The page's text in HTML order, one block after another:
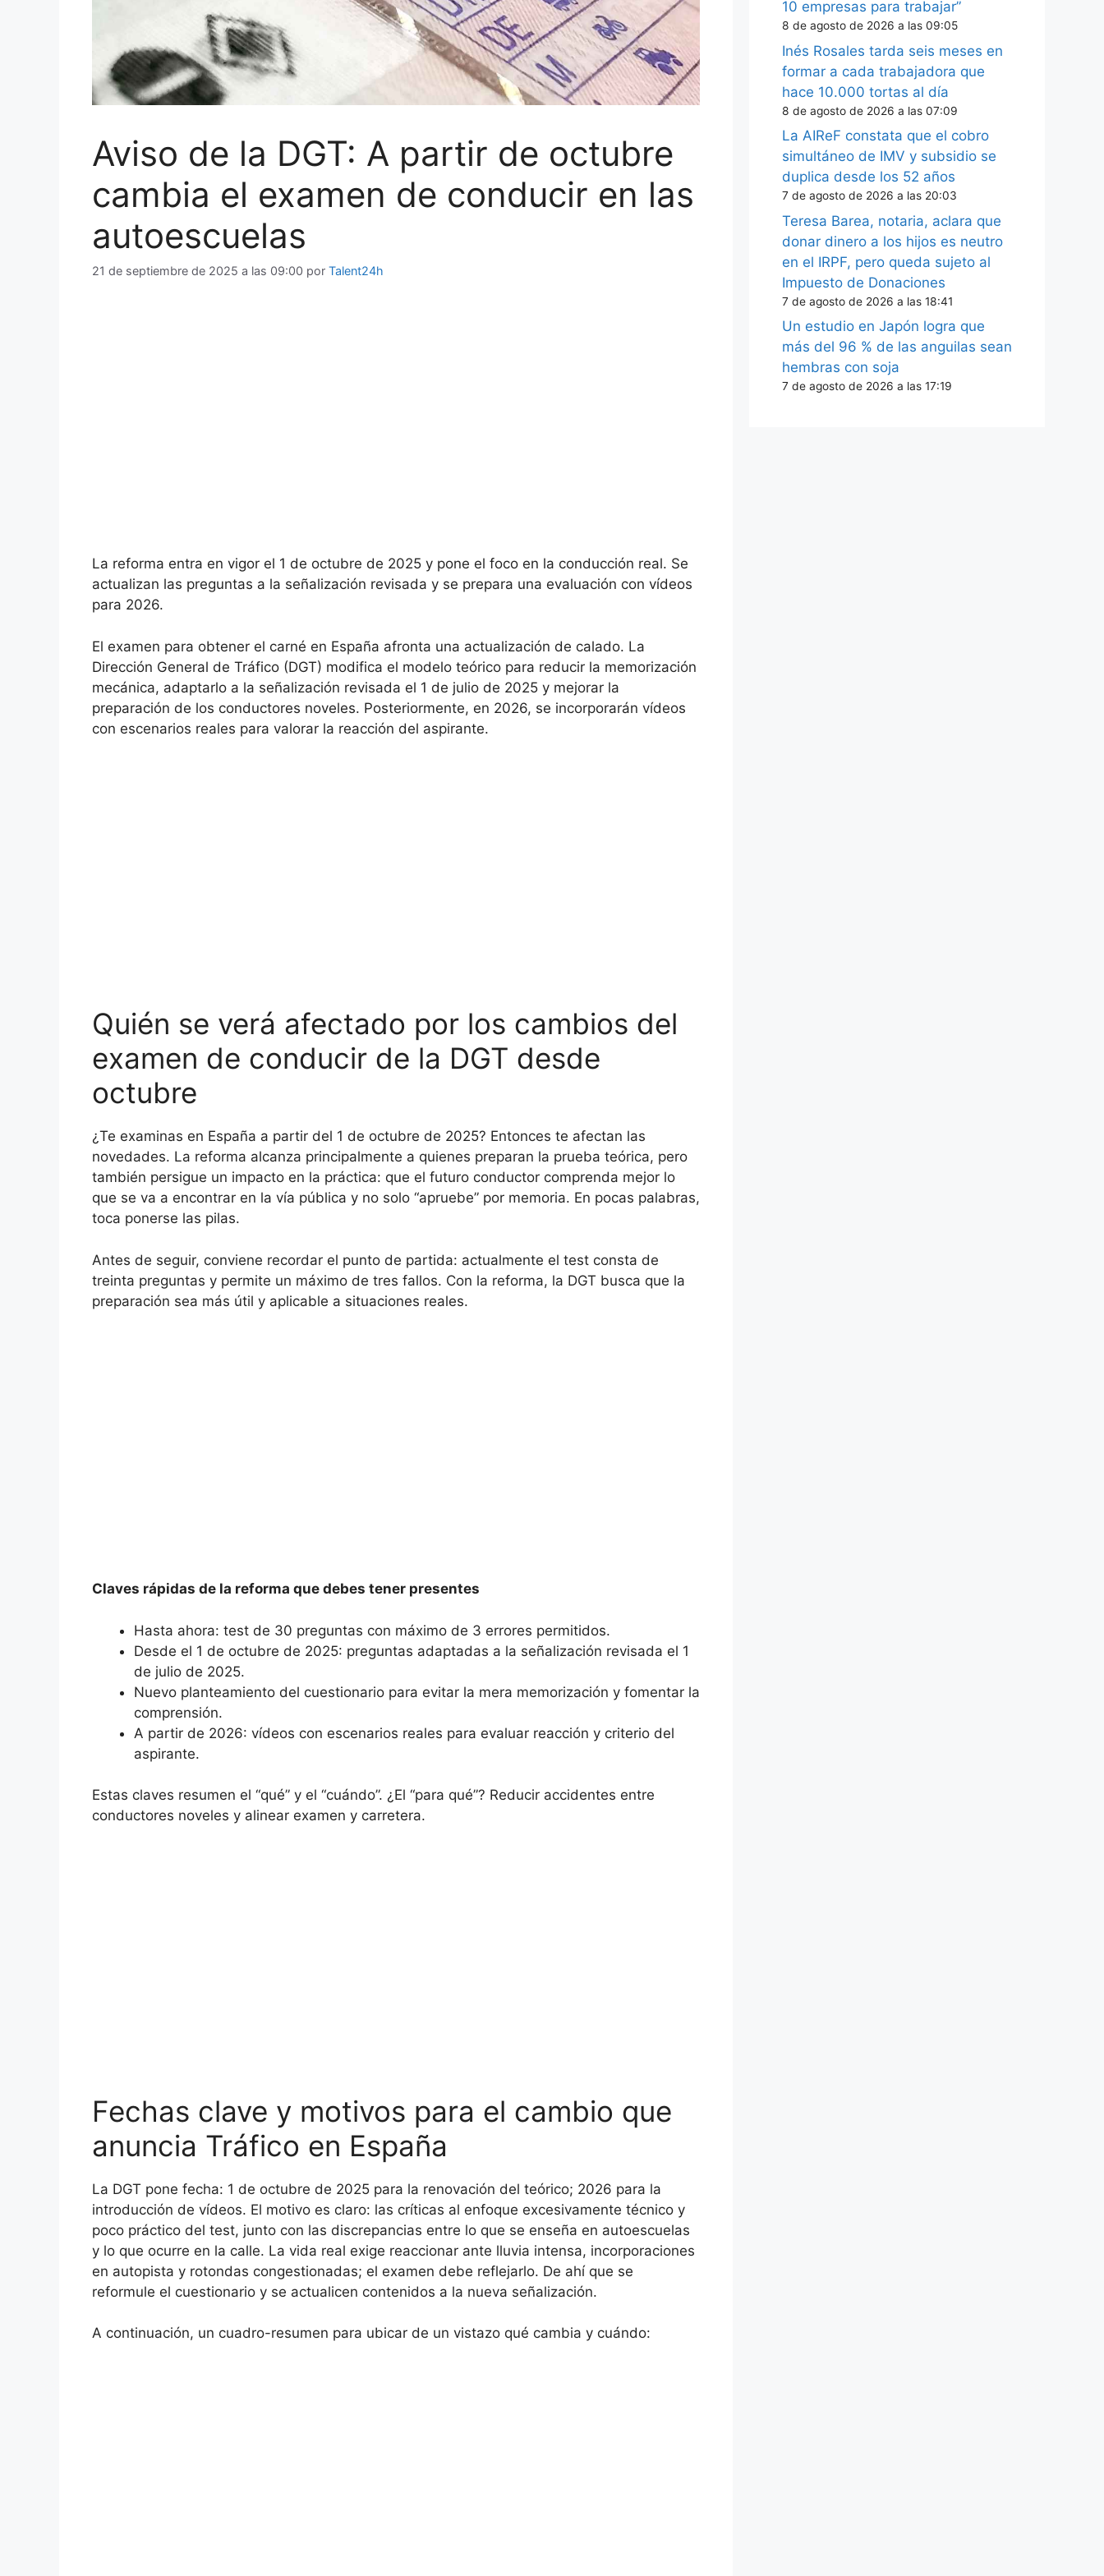
Aviso de la DGT: A partir de octubre
cambia el examen de conducir en las
autoescuelas
21 de septiembre de 2025 a las 09:00 por Talent24h
La reforma entra en vigor el 1 de octubre de 2025 y pone el foco en la conducción real. Se
actualizan las preguntas a la señalización revisada y se prepara una evaluación con vídeos
para 2026.
El examen para obtener el carné en España afronta una actualización de calado. La
Dirección General de Tráfico (DGT) modifica el modelo teórico para reducir la memorización
mecánica, adaptarlo a la señalización revisada el 1 de julio de 2025 y mejorar la
preparación de los conductores noveles. Posteriormente, en 2026, se incorporarán vídeos
con escenarios reales para valorar la reacción del aspirante.
Quién se verá afectado por los cambios del
examen de conducir de la DGT desde
octubre
¿Te examinas en España a partir del 1 de octubre de 2025? Entonces te afectan las
novedades. La reforma alcanza principalmente a quienes preparan la prueba teórica, pero
también persigue un impacto en la práctica: que el futuro conductor comprenda mejor lo
que se va a encontrar en la vía pública y no solo “apruebe” por memoria. En pocas palabras,
toca ponerse las pilas.
Antes de seguir, conviene recordar el punto de partida: actualmente el test consta de
treinta preguntas y permite un máximo de tres fallos. Con la reforma, la DGT busca que la
preparación sea más útil y aplicable a situaciones reales.
Claves rápidas de la reforma que debes tener presentes
Hasta ahora: test de 30 preguntas con máximo de 3 errores permitidos.
Desde el 1 de octubre de 2025: preguntas adaptadas a la señalización revisada el 1
de julio de 2025.
Nuevo planteamiento del cuestionario para evitar la mera memorización y fomentar la
comprensión.
A partir de 2026: vídeos con escenarios reales para evaluar reacción y criterio del
aspirante.
Estas claves resumen el “qué” y el “cuándo”. ¿El “para qué”? Reducir accidentes entre
conductores noveles y alinear examen y carretera.
Fechas clave y motivos para el cambio que
anuncia Tráfico en España
La DGT pone fecha: 1 de octubre de 2025 para la renovación del teórico; 2026 para la
introducción de vídeos. El motivo es claro: las críticas al enfoque excesivamente técnico y
poco práctico del test, junto con las discrepancias entre lo que se enseña en autoescuelas
y lo que ocurre en la calle. La vida real exige reaccionar ante lluvia intensa, incorporaciones
en autopista y rotondas congestionadas; el examen debe reflejarlo. De ahí que se
reformule el cuestionario y se actualicen contenidos a la nueva señalización.
A continuación, un cuadro-resumen para ubicar de un vistazo qué cambia y cuándo:
10 empresas para trabajar”
8 de agosto de 2026 a las 09:05
Inés Rosales tarda seis meses en
formar a cada trabajadora que
hace 10.000 tortas al día
8 de agosto de 2026 a las 07:09
La AIReF constata que el cobro
simultáneo de IMV y subsidio se
duplica desde los 52 años
7 de agosto de 2026 a las 20:03
Teresa Barea, notaria, aclara que
donar dinero a los hijos es neutro
en el IRPF, pero queda sujeto al
Impuesto de Donaciones
7 de agosto de 2026 a las 18:41
Un estudio en Japón logra que
más del 96 % de las anguilas sean
hembras con soja
7 de agosto de 2026 a las 17:19